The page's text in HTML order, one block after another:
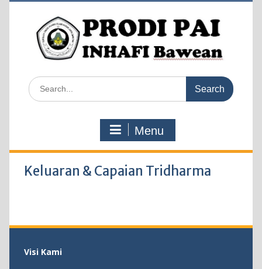
Search
for:
Menu
Keluaran & Capaian Tridharma
Visi Kami